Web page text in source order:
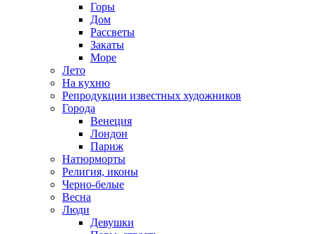
Горы
Дом
Рассветы
Закаты
Море
Лето
На кухню
Репродукции известных художников
Города
Венеция
Лондон
Париж
Натюрморты
Религия, иконы
Черно-белые
Весна
Люди
Девушки